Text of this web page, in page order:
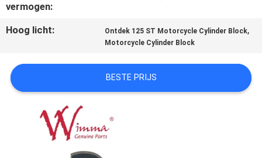
PRIVACYBELEID
vermogen:
Hoog licht: Ontdek 125 ST Motorcycle Cylinder Block,
Motorcycle Cylinder Block
BESTE PRIJS